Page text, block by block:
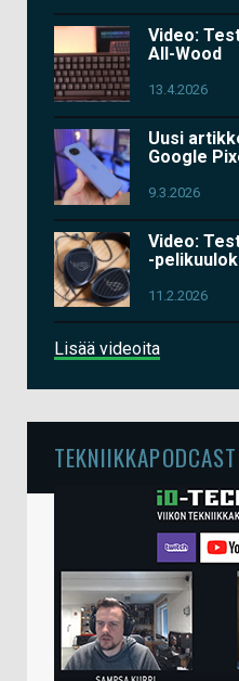
Video:
All-Wood
13.4.2026
Uusi
Google
9.3.2026
Video:
-
11.2.2026
Lisää videoita
TEKNIIKKAPODCAST